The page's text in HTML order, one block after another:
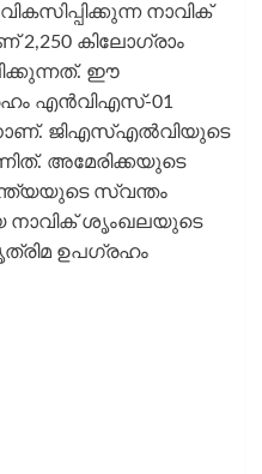
നാവിക്
2,250 കിലോഗ്രാം
ഈ
എൻവിഎസ്-01
ജിഎസ്എൽവിയുടെ
അമേരിക്കയുടെ
സ്വന്തം
നാവിക് ശൃംഖലയുടെ
ഉപഗ്രഹം